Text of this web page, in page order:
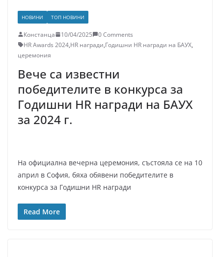
НОВИНИ ТОП НОВИНИ
Констанца 10/04/2025
0 Comments
HR Awards 2024,HR награди,Годишни HR награди на БАУХ,
церемония
Вече са известни
победителите в конкурса за
Годишни HR награди на БАУХ
за 2024 г.
На официална вечерна церемония, състояла се на 10
април в София, бяха обявени победителите в
конкурса за Годишни HR награди
Read More